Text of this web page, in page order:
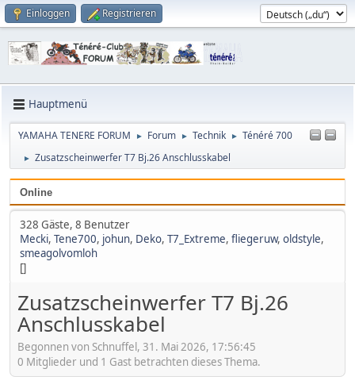
Einloggen Registrieren
Hauptmenü
YAMAHA TENERE FORUM ► Forum ► Technik ► Ténéré 700
► Zusatzscheinwerfer T7 Bj.26 Anschlusskabel
Online
328 Gäste, 8 Benutzer
Mecki, Tene700, johun, Deko, T7_Extreme, fliegeruw, oldstyle,
smeagolvomloh
[]
Zusatzscheinwerfer T7 Bj.26
Anschlusskabel
Begonnen von Schnuffel, 31. Mai 2026, 17:56:45
0 Mitglieder und 1 Gast betrachten dieses Thema.